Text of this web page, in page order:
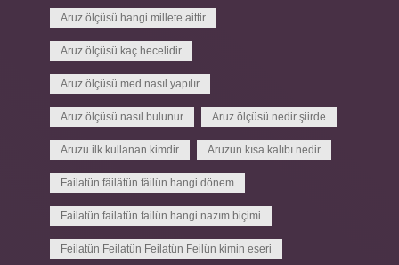
Aruz ölçüsü hangi millete aittir
Aruz ölçüsü kaç hecelidir
Aruz ölçüsü med nasıl yapılır
Aruz ölçüsü nasıl bulunur Aruz ölçüsü nedir şiirde
Aruzu ilk kullanan kimdir Aruzun kısa kalıbı nedir
Failatün fâilâtün fâilün hangi dönem
Failatün failatün failün hangi nazım biçimi
Feilatün Feilatün Feilatün Feilün kimin eseri